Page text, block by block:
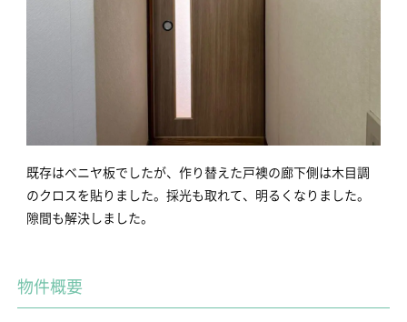
既存はベニヤ板でしたが、作り替えた戸襖の廊下側は木目調
のクロスを貼りました。採光も取れて、明るくなりました。
隙間も解決しました。
物件概要